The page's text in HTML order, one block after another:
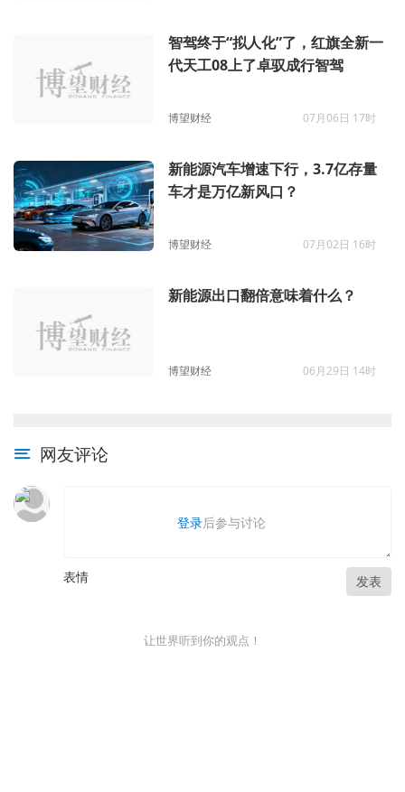
智驾终于“拟人化”了，红旗全新一
代天工08上了卓驭成行智驾
博望财经 07月06日 17时
新能源汽车增速下行，3.7亿存量
车才是万亿新风口？
博望财经 07月02日 16时
新能源出口翻倍意味着什么？
博望财经 06月29日 14时
网友评论
登录后参与讨论
表情 发表
让世界听到你的观点！